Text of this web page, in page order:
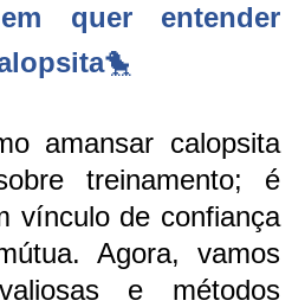
quer entender
🐤
amansar calopsita
treinamento; é
vínculo de confiança
Agora, vamos
e métodos